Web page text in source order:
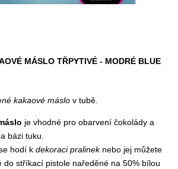
MÁSLO TŘPYTIVÉ - MODRÉ BLUE
kakaové máslo v tubě.
je vhodné pro obarvení čokolády a
bázi tuku.
hodí k dekoraci pralineknebo jej můžete
do stříkací pistole naředěné na 50% bílou